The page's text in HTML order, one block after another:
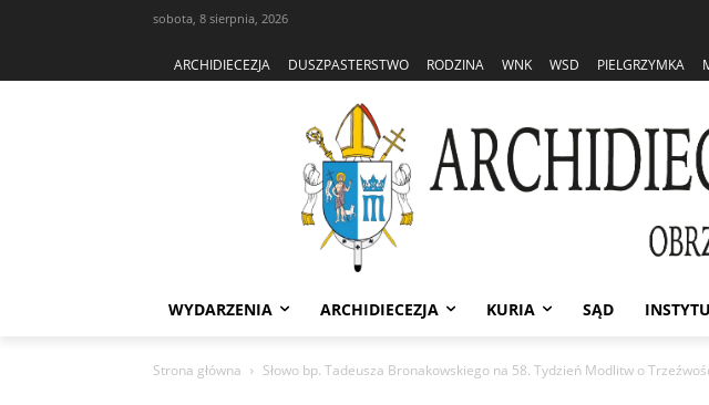
sobota, 8 sierpnia, 2026
ARCHIDIECEZJA DUSZPASTERSTWO RODZINA WNK WSD PIELGRZYMKA
WYDARZENIA ARCHIDIECEZJA KURIA SĄD
Strona główna Słowo bp. Tadeusza Bronakowskiego na 58. Tydzień Modlitw o